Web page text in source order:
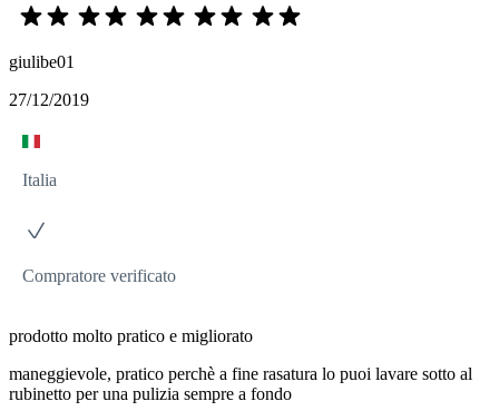
giulibe01
27/12/2019
Italia
Compratore verificato
prodotto molto pratico e migliorato
maneggievole, pratico perchè a fine rasatura lo puoi lavare sotto al
rubinetto per una pulizia sempre a fondo